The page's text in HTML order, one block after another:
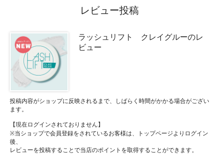
レビュー投稿
ラッシュリフト クレイグルーのレ
ビュー
投稿内容がショップに反映されるまで、しばらく時間がかかる場合がござい
ます。
【現在ログインされておりません】
※当ショップで会員登録をされているお客様は、トップページよりログイン
後、
レビューを投稿することで当店のポイントを取得することができます。